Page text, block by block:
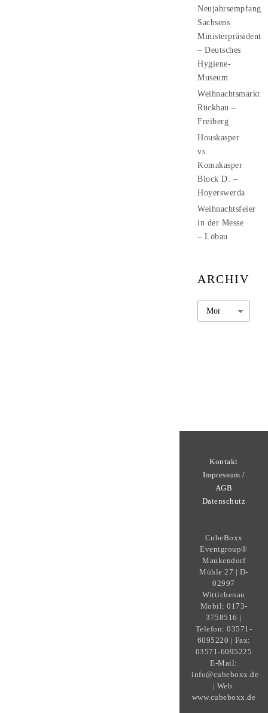
Neujahrsempfang
Sachsens
Ministerpräsident
– Deutsches
Hygiene-
Museum
Weihnachtsmarkt
Rückbau –
Freiberg
Houskasper
vs.
Komakasper
Block D. –
Hoyerswerda
Weihnachtsfeier
in der Messe
– Löbau
ARCHIV
Archiv
Kontakt
Impressum /
AGB
Datenschutz
CubeBoxx
Eventgroup®
Maukendorf
Mühle 27 | D-
02997
Wittichenau
Mobil: 0173-
3758516 |
Telefon: 03571-
6095220 | Fax:
03571-6095225
E-Mail:
info@cubeboxx.de
| Web:
www.cubeboxx.de